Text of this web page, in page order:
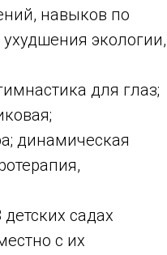
навыков по
экологии,
для глаз;
динамическая
детских садах
с их